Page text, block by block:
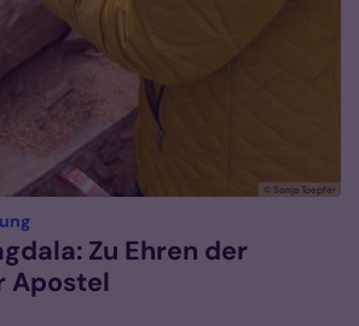
© Sonja Toepfer
:
Zu Ehren der
Apostel